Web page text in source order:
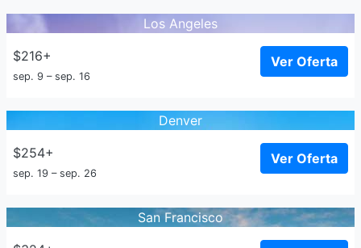
Los Angeles
$216+
sep. 9 – sep. 16
Ver Oferta
Denver
$254+
sep. 19 – sep. 26
Ver Oferta
San Francisco